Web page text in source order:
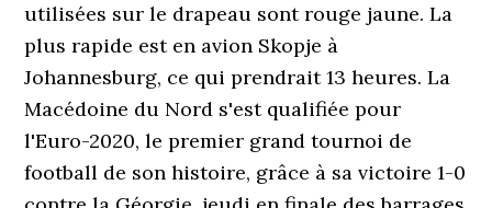
utilisées sur le drapeau sont rouge jaune. La
plus rapide est en avion Skopje à
Johannesburg, ce qui prendrait 13 heures. La
Macédoine du Nord s'est qualifiée pour
l'Euro-2020, le premier grand tournoi de
football de son histoire, grâce à sa victoire 1-0